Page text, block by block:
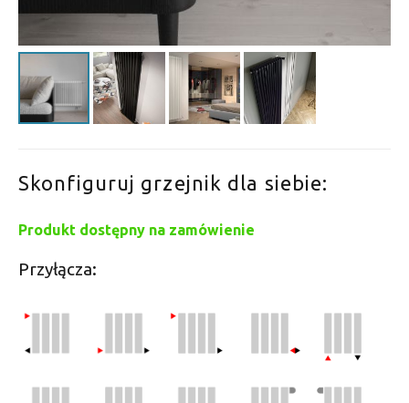
Skonfiguruj grzejnik dla siebie:
Produkt dostępny na zamówienie
Przyłącza: